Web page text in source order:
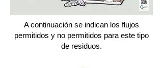
A continuación se indican los flujos
permitidos y no permitidos para este tipo
de residuos.